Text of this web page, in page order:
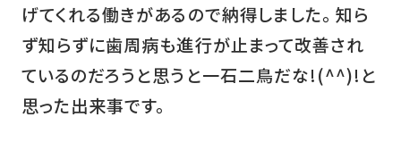
げてくれる働きがあるので納得しました。 知ら
ず知らずに歯周病も進行が止まって改善され
ているのだろうと思うと一石二鳥だな!(^^)!と
思った出来事です。